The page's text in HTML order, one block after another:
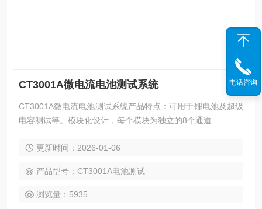
CT3001A微电流电池测试系统
CT3001A微电流电池测试系统产品特点：可用于锂电池及超级
电容测试等。模块化设计，每个模块为独立的8个通道
更新时间：2026-01-06
产品型号：CT3001A电池测试
浏览量：5935
电话咨询